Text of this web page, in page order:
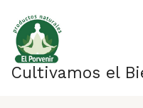
contenido
Cultivamos el